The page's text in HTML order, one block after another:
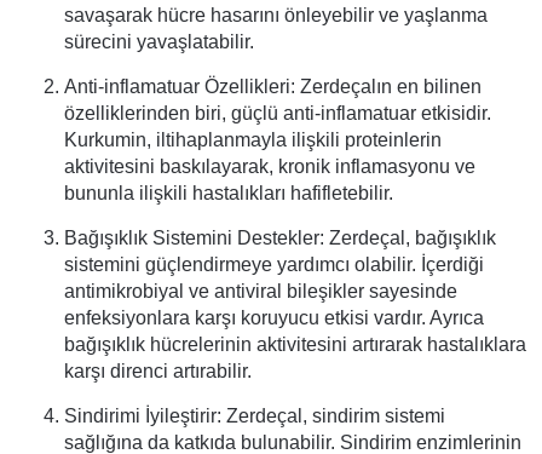
savaşarak hücre hasarını önleyebilir ve yaşlanma
sürecini yavaşlatabilir.
Anti-inflamatuar Özellikleri: Zerdeçalın en bilinen
özelliklerinden biri, güçlü anti-inflamatuar etkisidir.
Kurkumin, iltihaplanmayla ilişkili proteinlerin
aktivitesini baskılayarak, kronik inflamasyonu ve
bununla ilişkili hastalıkları hafifletebilir.
Bağışıklık Sistemini Destekler: Zerdeçal, bağışıklık
sistemini güçlendirmeye yardımcı olabilir. İçerdiği
antimikrobiyal ve antiviral bileşikler sayesinde
enfeksiyonlara karşı koruyucu etkisi vardır. Ayrıca
bağışıklık hücrelerinin aktivitesini artırarak hastalıklara
karşı direnci artırabilir.
Sindirimi İyileştirir: Zerdeçal, sindirim sistemi
sağlığına da katkıda bulunabilir. Sindirim enzimlerinin